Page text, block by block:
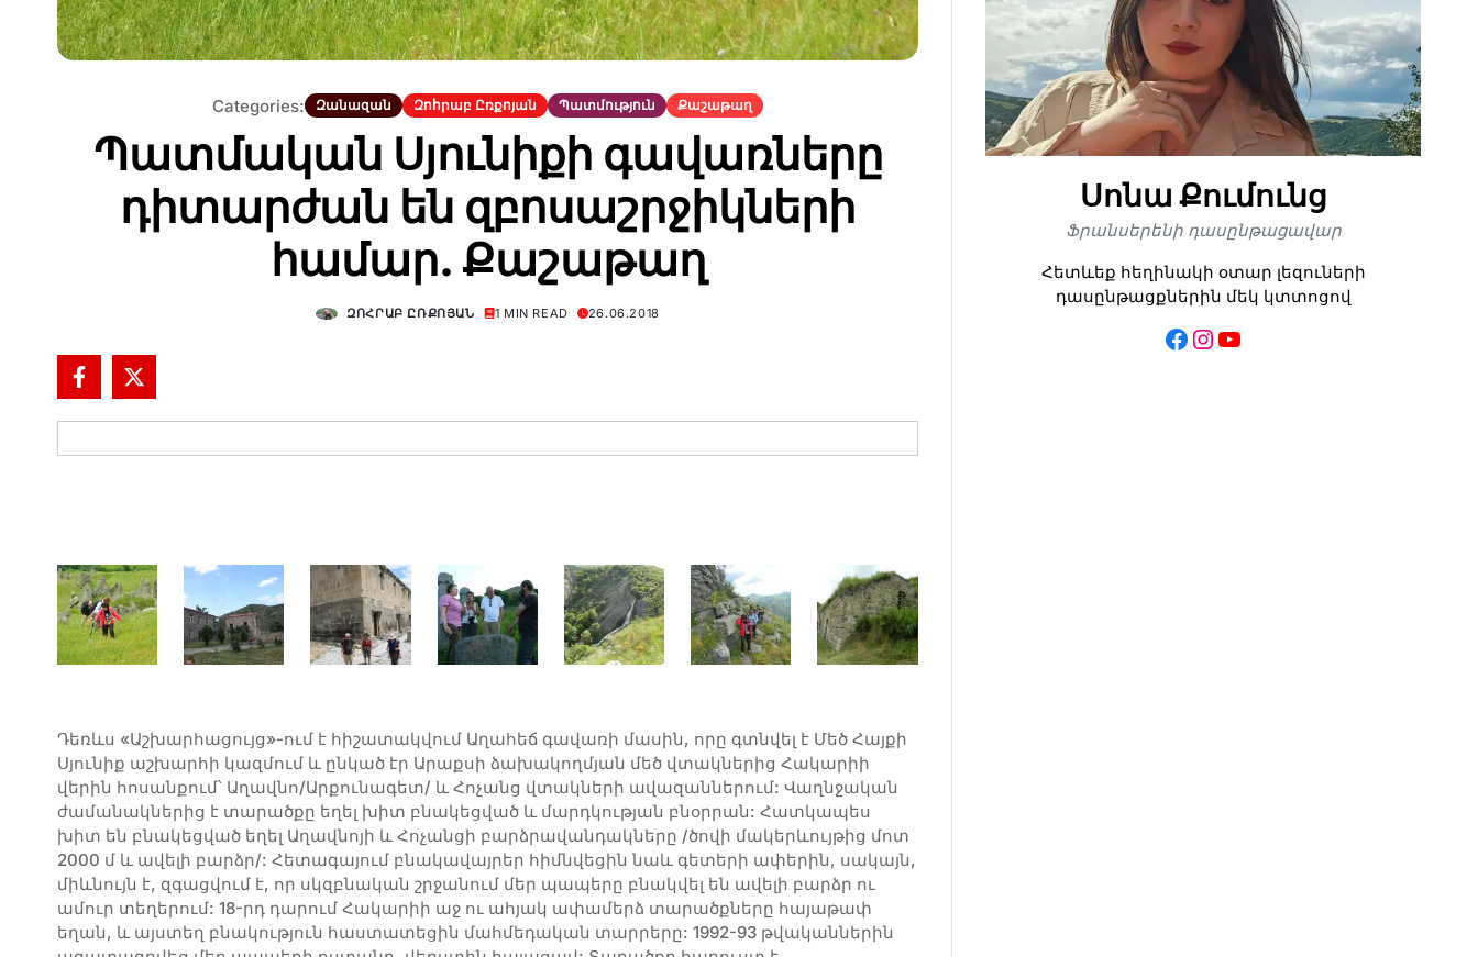
Categories: Զանազան Զոհրաբ Ըռքոյան Պատմություն Քաշաթաղ
Պատմական Սյունիքի գավառները
դիտարժան են զբոսաշրջիկների
համար. Քաշաթաղ
ԶՈՀՐԱԲ ԸՌՔՈՅԱՆ 1 MIN READ 26.06.2018
Դեռևս «Աշխարհացույց»-ում է հիշատակվում Աղահեճ գավառի մասին, որը գտնվել է Մեծ Հայքի Սյունիք աշխարհի կազմում և ընկած էր Արաքսի ձախակողմյան մեծ վտակներից Հակարիի վերին հոսանքում՝ Աղավնո/Արքունագետ/ և Հոչանց վտակների ավազաններում: Վաղնջական ժամանակներից է տարածքը եղել խիտ բնակեցված և մարդկության բնօրրան: Հատկապես խիտ են բնակեցված եղել Աղավնոյի և Հոչանցի բարձրավանդակները /ծովի մակերևույթից մոտ 2000 մ և ավելի բարձր/: Հետագայում բնակավայրեր հիմնվեցին նաև գետերի ափերին, սակայն, միևնույն է, զգացվում է, որ սկզբնական շրջանում մեր պապերը բնակվել են ավելի բարձր ու ամուր տեղերում: 18-րդ դարում Հակարիի աջ ու ահյակ ափամերձ տարածքները հայաթափ եղան, և այստեղ բնակություն հաստատեցին մահմեդական տարրերը: 1992-93 թվականներին ազատագրվեց մեր պապերի ոստանը, վերստին հայացավ: Տարածքը հարուստ է պատմամշակութային հուշարձաններով, բնաստեղծ գեղատեսիլ պատկերներով՝ փոքր, սակայն, գեղեցիկ ջրվեժներով, տարբեր կերպարանքներ ընդունած սնկաձև ժայռերով, քարանձավներով, հարթատարած մարգագետիններով, որոնք տարվա ցանկացած եղանակին ունեն աննկարագրելի հմայք ու գեղեցկություն: Աղավնո և Հոչանց գետերի ավազաններում շատ են նաև վճիտ ու քաղցրահամ աղբյուրնները՝ սառնորակ ջրով: Այս ամենը հնարավորություն է տալիս տարածքում զարգացնել տուրիզմը: Անցած աշնանը ԱՍ տուրիստական խումբը, «Հայրենասեր» ՀԿ համահիմնադիր Ստեփան Սարգսյանի նախաձեռնությամբ և հովանավորությամբ այցելեց Քաշաթաղի շրջան: Խմբին ուղեկցեցի Շալուա, Հոչանց և Աղավնո գետերի հովիտներ: Արշավախմբի անդամները Երևան վերադարձան՝ տպավորված Քաշաթաղի շրջանի հյուսիսային թևի գեղեցկությամբ, պատմական հուշարձանների առատությամբ, բնակչության հյուրասիրությամբ: Խմբում էր Սահակ Խանգելդյանը, ում ուղեկցությամբ հունիսի 20-ին Քաշաթաղի շրջան այցելեցին զբոսաշրջիկներ արդեն արտերկրից: Ազգությամբ անգլիացի Պոլը և ռուս կինը՝ Ասյա-Աննա Վասիլևան, բնակվում են Եգիպտոսում՝ Կարմիր ծովի ափամերձ մի քաղաքում և զբաղվում են ջրային սպորտաձևերով: Առաջին անգամ են այցելում Հայաստան և Արցախ: Մոսկվացի Օլգա Պատրյուշևան Մոսկվայից է, աշխատում է «Սամոկատ» հրատարակչությունում որպես մանկական գրքերի խմբագիր, իսկ մեր հայրենակից Կարինա Չումակովան Ստավրապոլի երկրամասի Նևինոմիսկ քաղաքից է: Ժամանակին ինքն ու Օլգան աշխատել են միասին և արդեն երկրորդ անգամ է, ինչ արձակուրդներն անցկացնում են Հայաստանում: Եթե անցած տարի եղել են միայն ՀՀ-ում և այցելել հիմնականում հայտնի տուրիստական տեղեր, այս տարի Սահակի առաջարկությամբ շրջայցն անցկացրեցին նաև Արցախում: Զբոսաշրջիկների այս խումբը ցանկություն հայտնեց հիմնականում ոտքով անցնել Աղավնոյի ափերով, բարձրանալ սարերը: Առաջին և երկրորդ օրը եղել էին Վայոց ձորի տարածքում և Սյունիքում: Երրորդ օրը Խնածախ գյուղից ոտքով հասան Ծիծեռնավանք, որտեղ դիմավորեցի նրանց և 2 օր ուղեկցեցի: Չնայած ոտքով անցել էին մոտ 10 կմ ճանապարհ, սակայն հասնելով Ծիծեռնավանք և այցելելով Սուրբ Գևորգ տաճար, արշավականները մոռացել էին հոգնածությունը: Ծիծեռնավանք կրոնական համալիրը գտնվում է համանուն գյուղում՝ ընկած այն տարածքում, որտեղ Աղավնոյին են միանում 2 վտակներ՝ Խոզնավարը և Բայանդուրը: Որոշ հետազոտողներ գտնում են, որ եռանավ բազիլիկ եկեղեցին, որն ունի ճարտարապետական բացառիկ հորինվածք, կառուցվել է հեթանոսական տաճարի հիմքերի վրա: Այսինքն՝ դեռևս նախաքրիստոնեական շրջանում այստեղ եղել է հայոց պաշտամունքային կենտրոն, որն իր էությունը պահպանել է ու կպահպանի հավերժ: Ներկայացնելով Ծիծեռնավանք բնակավայրի և հոգևոր կենտրոնի մասին՝ տեղեկացրեցի, որ այս բնակավայրի և սրբատան մասին հիշատակվում է 10-րդ դարի պատմիչ Մովսես Կաղանկատվացու/Դասխուրանցու/ «Պատմութիւն Աղուանից» գրքում: Հիշատակությունում նկարագրված է Հայոց ՄՂԵ-864 թվականին արաբական արշավանքների հետ կապված մի լեգենդ-իրողություն. «Յետ այսորիկ արշավանս առնէր Խազր՝ Փատգոսի որդին յաշխարհն Սիւնեաց և գերի վարեալ զԲաղացն սահմանս՝ գայ իջանե յԱղահէջ գավառ՝ յավան մի Արքուգետն/Արքունագետն/ կոչեցեալ և իսկոյն հրամայէ այրել զեկեղեցին, որ Սրբոյն Գիորգայ/Գրիգորկայ/ էր անունագրեալ: Եւ յայն ժամ զորութիւն Աստուածային հասեալ հեծեալ մի ի ձիոյ ճերմակ ճեպով ելանէ յեկեղեցւոյնարտաքս, ակն յայտնի ամենեցուն, ընթացեալ ի բանակն՝ շփոթեալ զայրն անօրեն հանդերձ զօրօքն իւրովքդարձուցանէ ի փախուստ ընդ սարն, որ կոչի ԵՂՋԵՐԽՈՌ/ եղջիւյր խոյի/ և ընդ հողմ դժնդակ մրրկեալ շրջապատաց զնոսա և միայն ի ձի ապաստան փախուցեալքն զերծան, իսկ պաղանդաւորքն /յ/առապուրք ի լերանց վերա կորեան, և գերեալքն մնացին խաղաղութեամբ փառս Աստուծոյ տալով»: Ծիծեռնավանքի պատմության և անվան հետ կապված այլ տեղեկություններ կան, սակայն կարևորն այն է, որ այժմ մեր սրբատունը նորոգ է ու ամուր, հայալեզու աղոթքն է այստեղ հնչում: Արդեն նաև շատ օտարներ են այցելել ու այցելում այստեղ և սերտում տարածքի պատմությունը: Ծիծեռնավանք գյուղում էր բնակվում մաթեմաթիկայի ուսուցիչ երջանկահիշատակ Հովհաննես Թավաքալյանը, ով, մացառները մաքրելով, այգի է հիմնել իրեն հատկացված տան մոտը և այստեղ գտնվող փոքր, սակայն գեղեցիկ ջրվեժի մոտ ստեղծել հնգստի գոտի՝ այժմ՝ «Թավոյի դրախտ»-ը: Այստեղից չէին ուզում հեռանալ զբոսաշրջիկները: Նույն օրն այցելեցինք մեկ այլ ջրվեժ, որը գտնվում է Աղավնոյի Խնածախ վտակի վրա՝ Արահուձ գյուղի մոտակայքում: Ով գիտե, հազարավոր թե միլիոնավոր տարիներ շարունակ հոսել է այստեղով գետակը, ճանապարհին մի գեղատեսիլ ձորակ է ստեղծել, իսկ ժայռերից ցատկելով՝ ջրվեժ է դարձել ու տաշել-տաշել է բազալտը, խորացել քարի մեջ: Այս տարածքում միջնադարում Քաշաթաղի հզոր մելիք Հայկազյանները ոռոգման ջրատարներ են կառուցել, այգի հիմնել: Պահպանվել են դրանց հետքերը: Որոշ տեղերում մեր նախնիները ջուրն անցկացրել են՝ ձորի վրա կամուրջ-ադվեդուկ կառուցելով: Այսօր ջուրը հոսում է միայն ձորով, սակայն ադվեդուկի ու ջրատարի պատերը պահպանվել են: Որոշ մասերում ջուրն անցել է ժայռերի տակով և ստեղծել բնական կամուրջներ, ինչպես՝ Տաթևի մոտակա Սատանի կամուրջը: Այս գյուղի մոտ է Մելիքաշենը՝ Ծիծեռնավանքի գյուղական համայնքի կազմում: 14-15-րդ և մինչև 18-րդ դարավերջ այստեղ Աղահեճ-Քաշաթաղի Հայկազյան մելիքներն ունեցել են ապարանք, որն այժմ գործում է որպես հյուրանոց; Այստեղ 2 գիշեր անցկացրեցին զբոսաշրջիկները: Հյուրատունն ապահոված է տուրիզմին անհրաժեշտ պայմաններով: Հջորդ օրը մեր շրջագայությունը շարունակվեց Աղավնոյի աջափնյա Միրիկ գյուղի Սուրբ Աստվածածին եկեղեցի այցելելով՝ նախապես ծանոթանալով գետի աջափնյա Մկնատամի Խաչ մատուռ եկեղեցու պատմությանը: 12-13-րդ դարերում կառուցված փոքրիկ եկեղեցին գտնվում է Աղավնոյի Սթունիս վտակի ձախ ափին՝ Աղավնոյից մոտ 0,5կմ աջ: Ձորակում առանձնացած ժայռեղեն բլրակն ունի քարանձավներ, որոնք ժամանակին եղել են բնակելի, հավանաբար՝ ճգնարաններ: Այս բլրակի վրա է թառած Սրբատունը, որն ունի բուժող հատկություն: Միջնադարում այստեղ բուժվել են Մկնատամ/քոս, բորոտություն/ հիվանդություն ունեցողները; Տարածքի հայաթափումից հետո էլ Գորիսի տարածաշրջանից այստեղ ուխտավորներ են եկել խորհրդային տարիներին: Ականատեսների ասելով նաև մահմեդականներն էին այստեղ ուխտի գալիս: Փոքրիկ, սակայն պատմական ու հրաշքով հայտնի մատուռին կից կա մեկ այլ կառույց, որը եղել է գրադարան: Այս ձորակում Սթունիս գյուղում և մոտակայքում ևս 3 եկեղեցի կա, բացի այդ, տարածքում պահպանվել են հնադարյան ամրոցների և բնակավայրերի հետքեր, ավերակներ: Աղավնոյի ձախակողմյան բարձրադիր մի հարթ տարածքում դարեր-դարեր առաջ հայն է բնակվել, նաև՝ քարանձավ-կացարաններում, որոշները՝ ժայռերի բարձր դիրքում են, և այստեղ մուտքն ու ելքը կատարվել է պարանների օգնությամբ: Հարթության եզրին մոտ 9-10-րդ դարերում մեր նախնիները ճարտարապետական եզակի հորինվածքով եկեղեցի են կառուցել, որը կոչվում է տեղի անունով՝ Վարազգոմի վանք: Այժմ վթարային վիճակում է Սրբատունը՝ մոտակայքում խաչքարեր ու տապանաքարեր: Կիսակործան վիճակում էլ եկեղեցին հրաշալի տեսք ունի և գերող հատկություն: Միրիկ գյուղն ընկած է Աղավնոյի աջափնյա բարձրադիր ձորակում և գետից բարձրացող լանջին՝ Մոշաթաղ գյուղին շատ մոտ: Գյուղ մտնող ճանապարհի աջ կողմում է Սուրբ Աստվածածին եռանավ բազիլիկ եկեղեցին՝ կառուցված 17-րդ դարում: Կանգուն վիճակում է մեզ հասել. խորհրդային տարիներին այն օգտագործվել է որպես պահեստ: Զբոսաշրջիկներին այս տաճարը ևս շատ հետաքրքրեց: Հիացած էին մեր նախնիների վարպետությամբ: Եկեղեցուց աջ բարձր բլուր է՝ նեղ ու երկար ձգվող դեպի արևմուտք: Բլրի հարավային լանջը, մոտ 1կմ երկարությամբ, միջնադարում եղել է բնակատեղի. պահպանվել են տների հիմքեր, դամբարաններ: Ավելի վերևում պահպանվել է հնադարյան ամրոցատեղին: Անցած տարի, Ստ. Սարգսյանի հովանավորությամբ, հնագետների կողմից այստեղ իրականացվեցին պեղումներ, հայտնաբերվեցին խեցեղեն, պարսատիկի քարեր, հնագիտական այլ նյութեր: Ամրոցում եղել է նաև պաշտամունքային մեծ կենտրոն: Բլրի միջին մասում պահպանվել է առանց շաղախի կառուցված մոտ 70 մ երկարությամբ աստիճանավանդակ , իսկ բարձր մասում, ըստ հնագետների՝ տաճար/զիկուրատ/: Արևելյան մասում նմանատիպ մեկ այլ կառույց կա՝ ավելի լայն պատերով՝ շարված ավելի մեծ քարերով: Ամրոցի հյուսիսային անտառապատ կողմում ժամանակին մինչև 5-6մ բարձրությամբ պարիսպ է եղել՝ ձգվելով մոտ 200մ: Տեղ-տեղ պահպանվել են պարսպի հատվածները: Արևելյան կողմում նեղ ու սուր տեսք ունի բլուրը: Սկզբնամասում է եղել դարպասներից մեկը, որով մուտք են գործել հրապարակ, այնուհետև խորացել ներս: Հարավային լանջի վերին մասում բնական ժայռերը մշակել, պարիսպ են դարձրել, իսկ թույլ տեղերն ամրացրել են պարսպապատերով: Լանջի միջնամասում նույնպես ամրություններ են եղել/ պահպանվել են մոտ 3-4 մ բարձրությամբ պատաշարեր, բնակելի և այլ նպատակներով օգտագործված շինություններ հիմքե ու պատեր: Այս կողմում նաև 2 քարանձավ կա, որոնք եղել եբն գաղտնարաններ կամ գաղտնի ելքեր: Ներքևում միջնադարյան բնակատեղին է: Արևմտյան կողմից է եղել ամրոցի հիմնական մուտքը: Մինչ ամրոց հասնելը՝ ճանապարհին նաև հոգևոր շինություններ են եղել: Այստեղից ճանապարհը ձգվել է դեպի Սյունիքի արևմտյան տարածքներ: Ամրոցից մոտ 5 կմ արևմուտք պահպանվել են, հնարավոր է, նույն ժամանակներում գոյություն ունեցած բնակատեղիներ, պատմական փարախներ, դամբարաններ: Սրանց մոտ է բացառիկ մի ժայռապատկեր, որը, ըստ հնագետների՝ տարածքի քարտեզն է: Մեր հյուրերը չէին սպասում, որ նման հնագիտական հուշարձաններ կտեսնեն այստեղ, իսկ 2000 և ավելի մետր բարձրությամբ ալպիական գոտու բնությունը պարզապես գերում է; Հազարագույն ծաղիկներ, որոնք բնության կաղմից գորգի են վերածվել: Նույն դրախտային դաշտերով անցնող ճանապարհով հասնում ենք Հերիկ գյուղ, որտեղ պահպանվել է դարձյալ 17-րդ դարում կառուցված միանավ բազիլիկ եկեղեցին՝ Սուրբ Գևորգը: Եկեղեցու մուտքը հարավից է, հյուսիսային պատի մեջ փոքր մուտք կա դեպի քարանձավ: Գյուղի մոտակայքում և ներսում շատ քարանձավներ կան, որոնցից մեկը բավականին մեծ է ու կամարաձև: Այն ժամանակին եղել է բնակելի: Մնացածները նույնպես ժամանակին, այսօր էլ օգտագործվել են որպես բնակարան ու թոնրատուն, մարագ ու գոմ: Եկեղեցուն կից քարանձավն ավելի վաղ եղել է սրբավայր: Այդ են վկայում քարանձավի պատե
Սոնա Քումունց
Ֆրանսերենի դասընթացավար
Հետևեք հեղինակի օտար լեզուների
դասընթացքներին մեկ կտտոցով